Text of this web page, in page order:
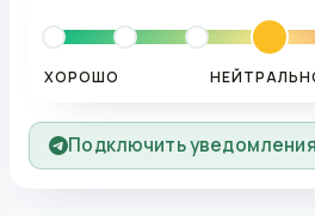
ХОРОШО
Подключить